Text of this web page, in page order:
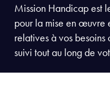
Mission Handicap est
pour la mise en œuvre
relatives à vos besoins
suivi tout au long de